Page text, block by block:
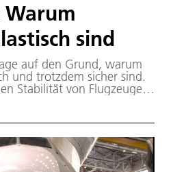
sind
auf den Grund, warum
und trotzdem sicher sind.
Stabilität von Flugzeugen